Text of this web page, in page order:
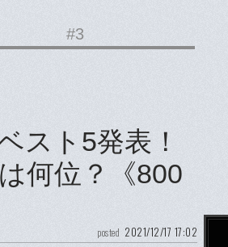
#3
スト5発表！
何位？《800
posted 2021/12/17 17:02